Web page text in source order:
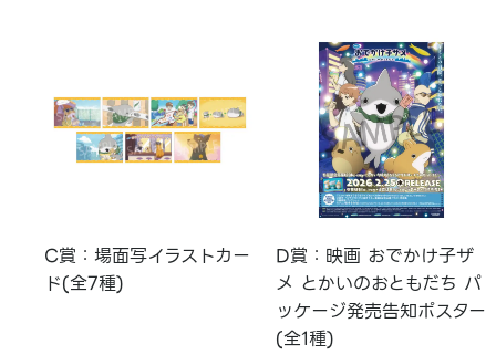
C賞：場面写イラストカー
ド(全7種)
D賞：映画 おでかけ子ザ
メ とかいのおともだち パ
ッケージ発売告知ポスター
(全1種)